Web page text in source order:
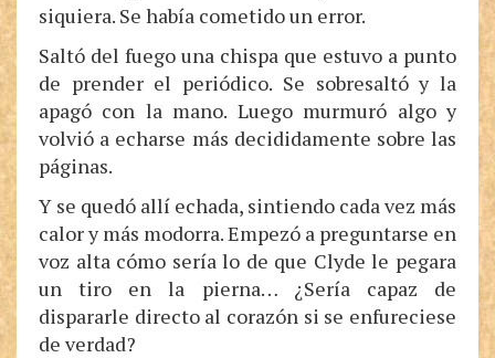
siquiera. Se había cometido un error.
Saltó del fuego una chispa que estuvo a punto
de prender el periódico. Se sobresaltó y la
apagó con la mano. Luego murmuró algo y
volvió a echarse más decididamente sobre las
páginas.
Y se quedó allí echada, sintiendo cada vez más
calor y más modorra. Empezó a preguntarse en
voz alta cómo sería lo de que Clyde le pegara
un tiro en la pierna… ¿Sería capaz de
dispararle directo al corazón si se enfureciese
de verdad?